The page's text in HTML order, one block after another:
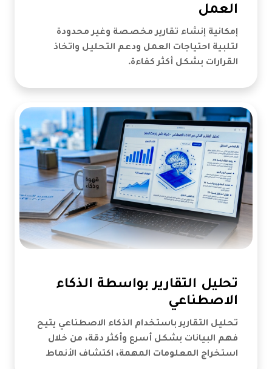
العمل
إمكانية إنشاء تقارير مخصصة وغير محدودة
لتلبية احتياجات العمل ودعم التحليل واتخاذ
القرارات بشكل أكثر كفاءة.
تحليل التقارير بواسطة الذكاء
الاصطناعي
تحليل التقارير باستخدام الذكاء الاصطناعي يتيح
فهم البيانات بشكل أسرع وأكثر دقة، من خلال
استخراج المعلومات المهمة، اكتشاف الأنماط